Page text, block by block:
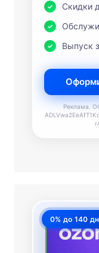
Скидки
Выпуск
Реклама.
0% до 140